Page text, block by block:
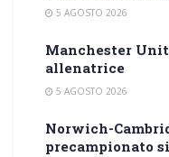
5 AGOSTO 2026
Manchester
allenatrice
5 AGOSTO 2026
Norwich-
precampionato